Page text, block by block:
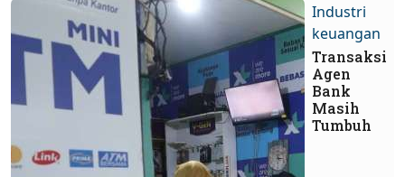
Industri
keuangan
Transaksi
Agen
Bank
Masih
Tumbuh